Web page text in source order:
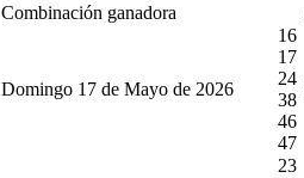
Combinación ganadora
Domingo 17 de Mayo de 2026
16
17
24
38
46
47
23